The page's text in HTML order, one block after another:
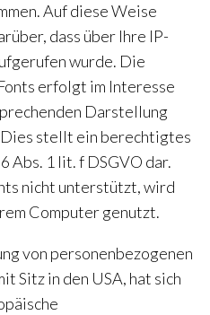
Auf diese Weise
dass über Ihre IP-
wurde. Die
erfolgt im Interesse
Darstellung
stellt ein berechtigtes
Abs. 1 lit. f DSGVO dar.
nicht unterstützt, wird
Computer genutzt.
von personenbezogenen
Sitz in den USA, hat sich